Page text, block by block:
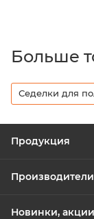
Больше
Седелки для
Продукция
Производители
Новинки,